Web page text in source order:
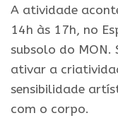
A atividade
14h às 17h, no
subsolo do MON.
ativar a
sensibilidade
com o corpo.